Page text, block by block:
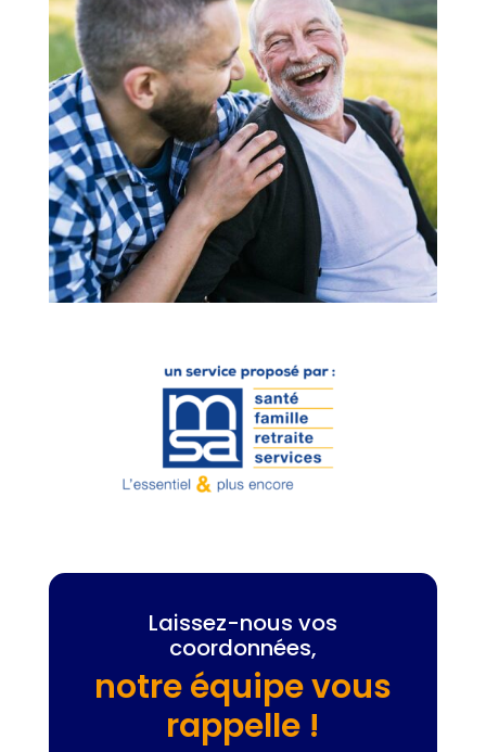
Laissez-nous vos
coordonnées,
notre équipe vous
rappelle !